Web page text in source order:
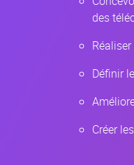
des
Définir
Créer